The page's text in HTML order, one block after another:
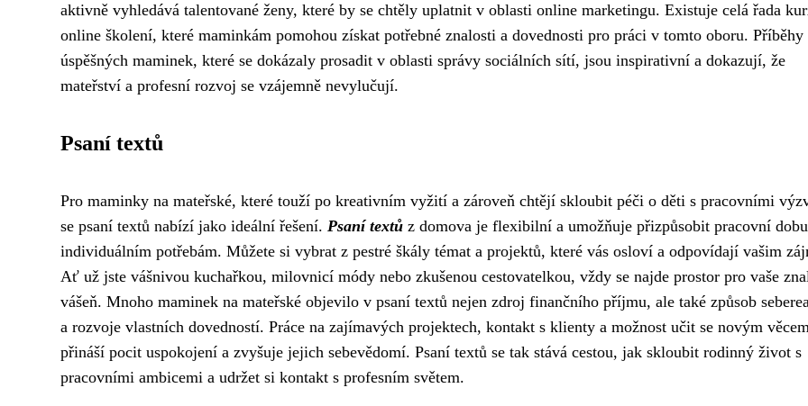
aktivně vyhledává talentované ženy, které by se chtěly uplatnit v oblasti online marketingu. Existuje celá řada
online školení, které maminkám pomohou získat potřebné znalosti a dovednosti pro práci v tomto oboru. Příběhy
úspěšných maminek, které se dokázaly prosadit v oblasti správy sociálních sítí, jsou inspirativní a dokazují, že
mateřství a profesní rozvoj se vzájemně nevylučují.
Psaní textů
Pro maminky na mateřské, které touží po kreativním vyžití a zároveň chtějí skloubit péči o děti s pracovními
se psaní textů nabízí jako ideální řešení. Psaní textů z domova je flexibilní a umožňuje přizpůsobit pracovní dobu
individuálním potřebám. Můžete si vybrat z pestré škály témat a projektů, které vás osloví a odpovídají vašim
Ať už jste vášnivou kuchařkou, milovnicí módy nebo zkušenou cestovatelkou, vždy se najde prostor pro vaše
vášeň. Mnoho maminek na mateřské objevilo v psaní textů nejen zdroj finančního příjmu, ale také způsob
a rozvoje vlastních dovedností. Práce na zajímavých projektech, kontakt s klienty a možnost učit se novým
přináší pocit uspokojení a zvyšuje jejich sebevědomí. Psaní textů se tak stává cestou, jak skloubit rodinný život s
pracovními ambicemi a udržet si kontakt s profesním světem.